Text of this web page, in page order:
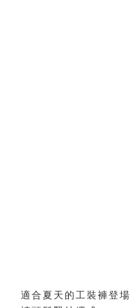
適合夏天的工裝褲登場